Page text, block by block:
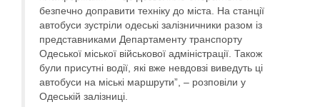
безпечно доправити техніку до міста. На станції
автобуси зустріли одеські залізничники разом із
представниками Департаменту транспорту
Одеської міської військової адміністрації. Також
були присутні водії, які вже невдовзі виведуть ці
автобуси на міські маршрути”, – розповіли у
Одеській залізниці.